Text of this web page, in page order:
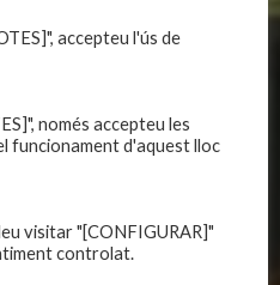
Primer equip masculí
Equips femenins
Patrocinadors
accepteu l'ús de
només accepteu les
funcionament d'aquest lloc
visitar "[CONFIGURAR]"
controlat.